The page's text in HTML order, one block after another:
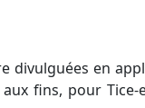
divulguées en
fins, pour